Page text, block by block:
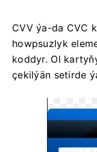
CVV ýa-da СVС
howpsuzlyk
koddyr. Ol
çekilýän setirde